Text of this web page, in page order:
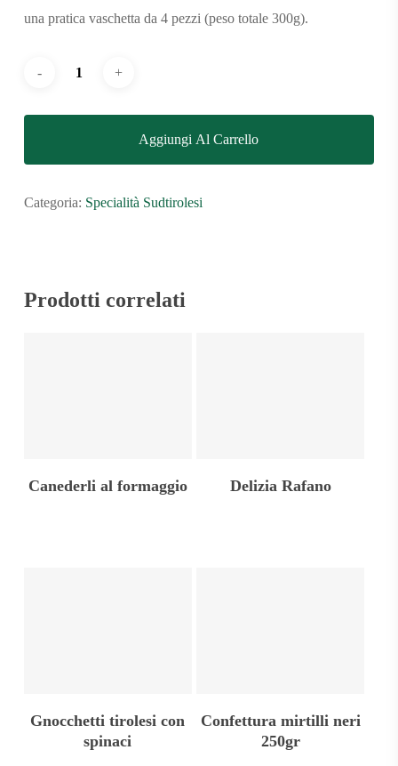
una pratica vaschetta da 4 pezzi (peso totale 300g).
Aggiungi Al Carrello
Categoria: Specialità Sudtirolesi
Prodotti correlati
Aggiungi Al Carrello
Canederli al formaggio
Aggiungi Al Carrello
Delizia Rafano
Aggiungi Al Carrello
Gnocchetti tirolesi con
spinaci
Aggiungi Al Carrello
Confettura mirtilli neri
250gr